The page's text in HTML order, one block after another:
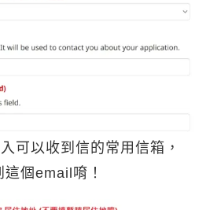
可以收到信的常用信箱，
個email唷！